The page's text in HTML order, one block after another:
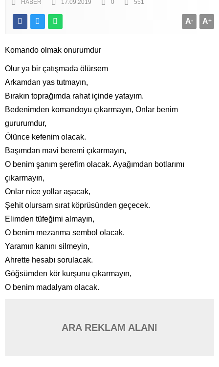
HABER 17.09.2019 0 551
A+
A-
Komando olmak onurumdur
Olur ya bir çatışmada ölürsem
Arkamdan yas tutmayın,
Bırakın toprağımda rahat içinde yatayım.
Bedenimden komandoyu çıkarmayın, Onlar benim
gururumdur,
Ölünce kefenim olacak.
Başımdan mavi beremi çıkarmayın,
O benim şanım şerefim olacak. Ayağımdan botlarımı
çıkarmayın,
Onlar nice yollar aşacak,
Şehit olursam sırat köprüsünden geçecek.
Elimden tüfeğimi almayın,
O benim mezarıma sembol olacak.
Yaramın kanını silmeyin,
Ahrette hesabı sorulacak.
Göğsümden kör kurşunu çıkarmayın,
O benim madalyam olacak.
ARA REKLAM ALANI